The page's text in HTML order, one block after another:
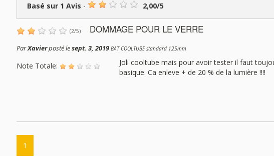
Basé sur 1 Avis - 2,00/5
(2/5) DOMMAGE POUR LE VERRE
ParXavierposté lesept. 3, 2019 BAT COOLTUBE standard 125mm
Note Totale:
Joli cooltube mais pour avoir tester il faut
basique. Ca enleve + de 20 % de la lumière !!!!
1